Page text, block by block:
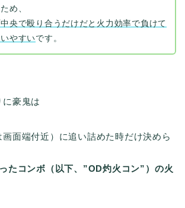
め、
央で殴り合うだけだと火力効率で負けて
いやすいです。
に豪鬼は
面端付近）に追い詰めた時だけ決めら
たコンボ（以下、”OD灼火コン”）の火